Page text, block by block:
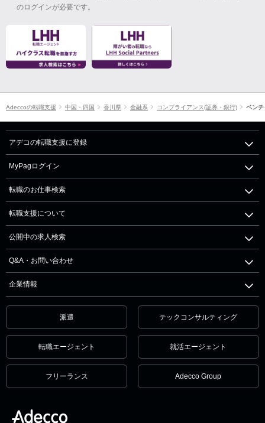
のログインが必要です。
Adeccoの転職支援 中国・四国 香川県 金融系 コンプライアンス(証券・銀行) ベンチ
アデコの転職支援に登録
MyPagログイン
転職のお仕事検索
転職支援について
公開中の求人検索
Q&A・お問い合わせ
企業情報
派遣 テックコンサルティング
転職エージェント 就活エージェント
フリーランス Adecco Group